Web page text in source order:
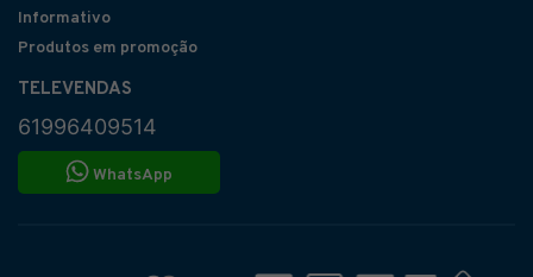
Informativo
Produtos em promoção
TELEVENDAS
61996409514
WhatsApp